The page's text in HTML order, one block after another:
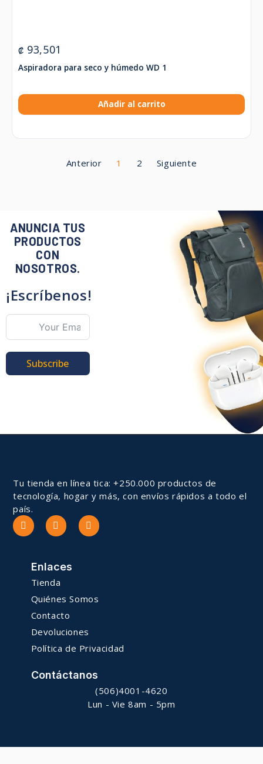
₡ 93,501
Aspiradora para seco y húmedo WD 1
Añadir al carrito
Anterior 1 2 Siguiente
ANUNCIA TUS
PRODUCTOS
CON
NOSOTROS.
¡Escríbenos!
Subscribe
Tu tienda en línea tica: +250.000 productos de
tecnología, hogar y más, con envíos rápidos a todo el
país.
Enlaces
Tienda
Quiénes Somos
Contacto
Devoluciones
Política de Privacidad
Contáctanos
(506)4001-4620
Lun - Vie 8am - 5pm